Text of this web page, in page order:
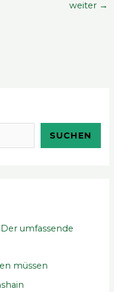
weiter →
SUCHEN
umfassende
müssen